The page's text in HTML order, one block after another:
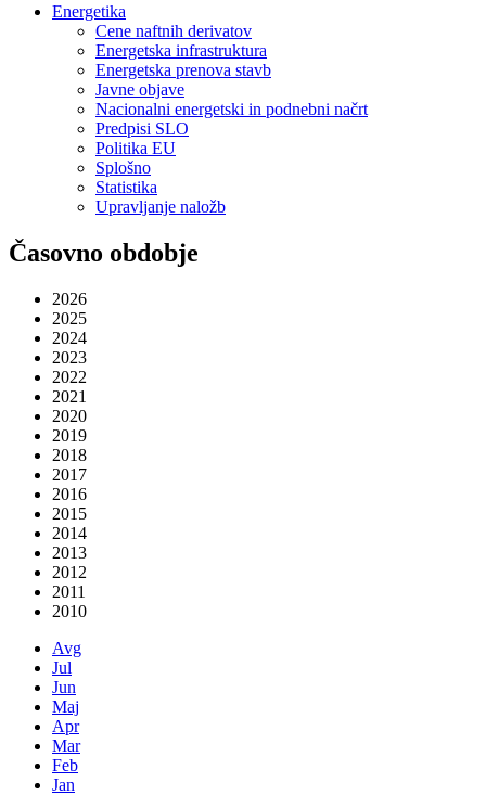
Energetika
Cene naftnih derivatov
Energetska infrastruktura
Energetska prenova stavb
Javne objave
Nacionalni energetski in podnebni načrt
Predpisi SLO
Politika EU
Splošno
Statistika
Upravljanje naložb
Časovno obdobje
2026
2025
2024
2023
2022
2021
2020
2019
2018
2017
2016
2015
2014
2013
2012
2011
2010
Avg
Jul
Jun
Maj
Apr
Mar
Feb
Jan